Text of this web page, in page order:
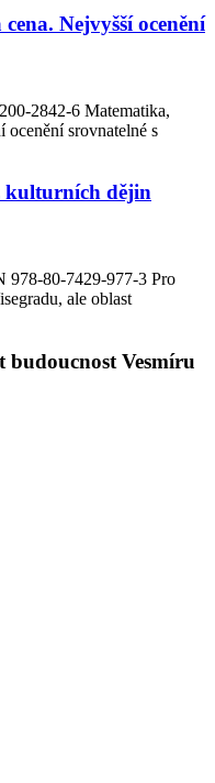
Nejvyšší ocenění
2842-6 Matematika,
ocenění srovnatelné s
kulturních dějin
978-80-7429-977-3 Pro
ale oblast
budoucnost Vesmíru